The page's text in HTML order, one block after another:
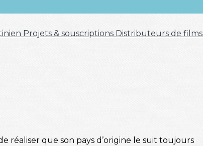
Projets & souscriptions Distributeurs de films
réaliser que son pays d’origine le suit toujours